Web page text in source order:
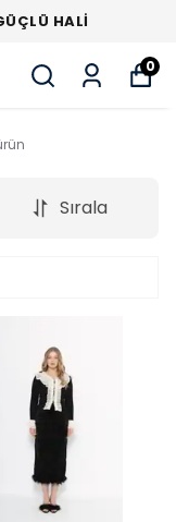
HALI
0
Sırala